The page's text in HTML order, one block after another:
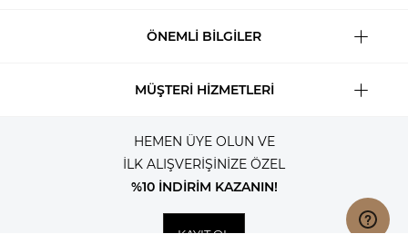
ÖNEMLİ BİLGİLER
MÜŞTERİ HİZMETLERİ
HEMEN ÜYE OLUN VE
İLK ALIŞVERİŞİNİZE ÖZEL
%10 İNDİRİM KAZANIN!